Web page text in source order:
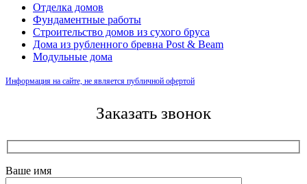
Отделка домов
Фундаментные работы
Строительство домов из сухого бруса
Дома из рубленного бревна Post & Beam
Модульные дома
Информация на сайте, не является публичной офертой
Заказать звонок
Ваше имя